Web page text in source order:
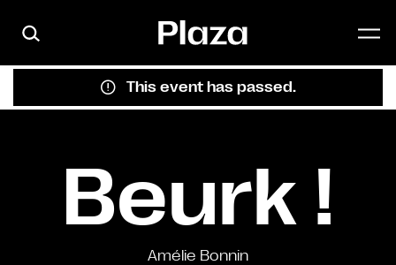
This event has passed.
Beurk !
Amélie Bonnin